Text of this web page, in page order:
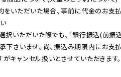
いただいた場合、事前に代金のお支
択いただいた際でも、「銀行振込(前振
下さいませ。尚、振込み期限内にお支
キャンセル扱いとさせていただきます。